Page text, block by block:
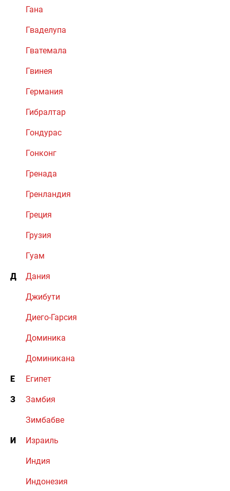
Гана
Гваделупа
Гватемала
Гвинея
Германия
Гибралтар
Гондурас
Гонконг
Гренада
Гренландия
Греция
Грузия
Гуам
Д Дания
Джибути
Диего-Гарсия
Доминика
Доминикана
Е Египет
З Замбия
Зимбабве
И Израиль
Индия
Индонезия